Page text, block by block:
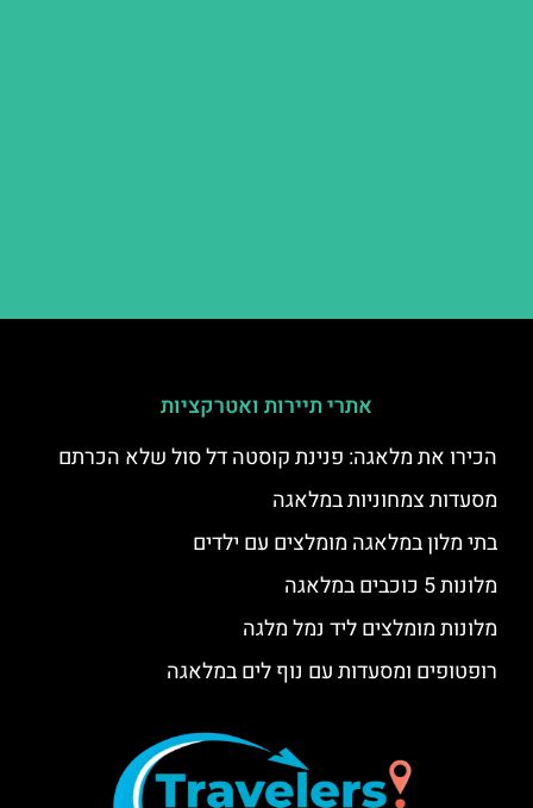
אתרי תיירות ואטרקציות
הכירו את מלאגה: פנינת קוסטה דל סול שלא הכרתם
מסעדות צמחוניות במלאגה
בתי מלון במלאגה מומלצים עם ילדים
מלונות 5 כוכבים במלאגה
מלונות מומלצים ליד נמל מלגה
רופטופים ומסעדות עם נוף לים במלאגה